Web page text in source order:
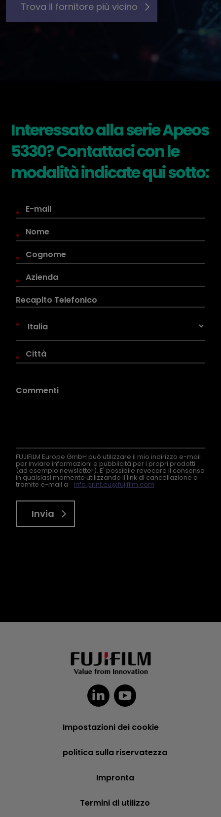
Trova il fornitore più vicino
Interessato alla serie Apeos
5330? Contattaci con le
modalità indicate qui sotto:
*
*
*
*
*
*
FUJIFILM Europe GmbH può utilizzare il mio indirizzo e-mail
per inviare informazioni e pubblicità per i propri prodotti
(ad esempio newsletter). E' possibile revocare il consenso
in qualsiasi momento utilizzando il link di cancellazione o
tramite e-mail a info.print.eu@fujifilm.com .
Invia
Impostazioni dei cookie
politica sulla riservatezza
Impronta
Termini di utilizzo